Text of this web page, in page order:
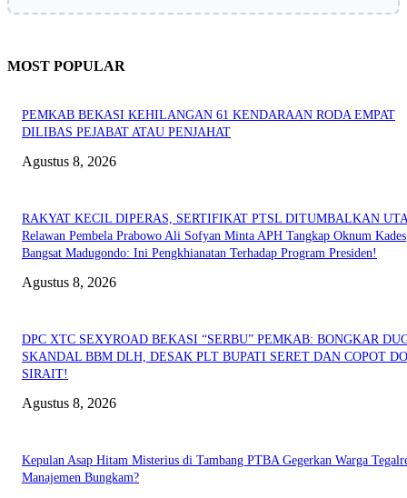
MOST POPULAR
PEMKAB BEKASI KEHILANGAN 61 KENDARAAN RODA EMPAT
DILIBAS PEJABAT ATAU PENJAHAT
Agustus 8, 2026
RAKYAT KECIL DIPERAS, SERTIFIKAT PTSL DITUMBALKAN
Relawan Pembela Prabowo Ali Sofyan Minta APH Tangkap Oknum Kades
Bangsat Madugondo: Ini Pengkhianatan Terhadap Program Presiden!
Agustus 8, 2026
DPC XTC SEXYROAD BEKASI “SERBU” PEMKAB: BONGKAR
SKANDAL BBM DLH, DESAK PLT BUPATI SERET DAN COPOT
SIRAIT!
Agustus 8, 2026
Kepulan Asap Hitam Misterius di Tambang PTBA Gegerkan Warga
Manajemen Bungkam?